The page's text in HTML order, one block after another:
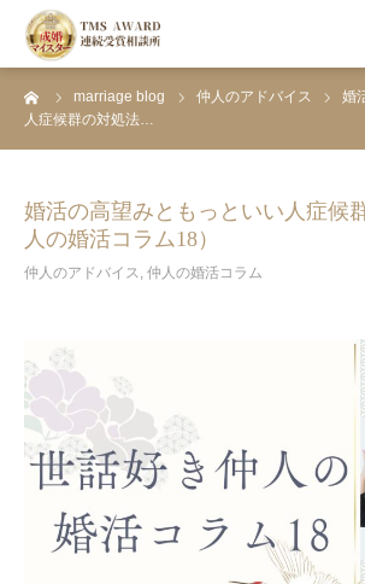
marriage blog 仲人のアドバイス
婚
人症候群の対処法…
婚活の高望みともっといい人症候
人の婚活コラム18）
仲人のアドバイス, 仲人の婚活コラム
HOME
資料請求・面談予約
婚活ブログ